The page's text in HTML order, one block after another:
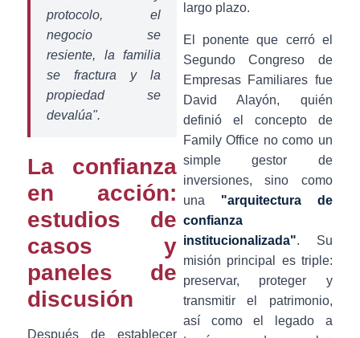
protocolo, el
negocio se
resiente, la familia
se fractura y la
propiedad se
devalúa".
La confianza
en acción:
estudios de
casos y
paneles de
discusión
Después de establecer
largo plazo.
El ponente que cerró el
Segundo Congreso de
Empresas Familiares fue
David Alayón, quién
definió el concepto de
Family Office no como un
simple gestor de
inversiones, sino como
una "arquitectura de
confianza
institucionalizada". Su
misión principal es triple:
preservar, proteger y
transmitir el patrimonio,
así como el legado a